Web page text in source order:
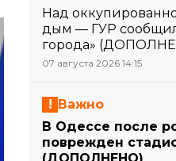
Над
дым — ГУР
города»
07 августа 2026 14:15
Важно
В Одессе после
поврежден